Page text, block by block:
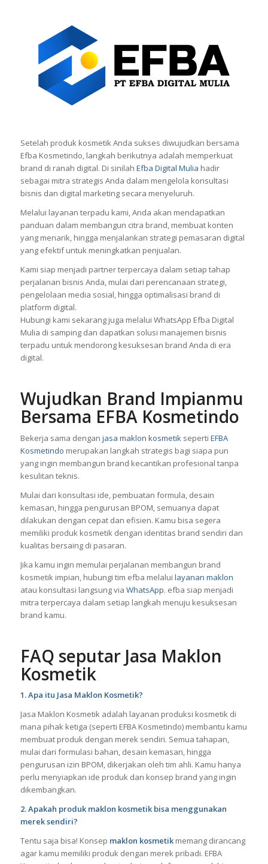
Brand Anda
Setelah produk kosmetik Anda sukses diwujudkan bersama
Efba Kosmetindo, langkah berikutnya adalah memperkuat
sebagai mitra strategis Anda dalam mengelola konsultasi
bisnis dan digital marketing secara menyeluruh.
Melalui layanan terpadu kami, Anda akan mendapatkan
yang menarik, hingga menjalankan strategi pemasaran digital
yang efektif untuk meningkatkan penjualan.
Kami siap menjadi partner terpercaya dalam setiap tahap
perjalanan bisnis Anda, mulai dari perencanaan strategi,
pengelolaan media sosial, hingga optimalisasi brand di
platform digital.
Hubungi kami sekarang juga melalui WhatsApp Efba Digital
digital.
Wujudkan Brand Impianmu
Bersama EFBA Kosmetindo
Bekerja sama dengan
yang ingin membangun brand kecantikan profesional tanpa
kesulitan teknis.
Mulai dari konsultasi ide, pembuatan formula, desain
kemasan, hingga pengurusan BPOM, semuanya dapat
memiliki produk kosmetik dengan identitas brand sendiri dan
kualitas bersaing di pasaran.
Jika kamu ingin memulai perjalanan membangun brand
kosmetik impian, hubungi tim efba melalui
brand kamu.
FAQ seputar Jasa Maklon
Kosmetik
1. Apa itu Jasa Maklon Kosmetik?
Jasa Maklon Kosmetik adalah layanan produksi kosmetik di
mana pihak ketiga (seperti EFBA Kosmetindo) membantu kamu
membuat produk dengan merek sendiri. Semua tahapan,
mulai dari formulasi bahan, desain kemasan, hingga
perlu menyiapkan ide produk dan konsep brand yang ingin
dikembangkan.
2. Apakah produk maklon kosmetik bisa menggunakan
merek sendiri?